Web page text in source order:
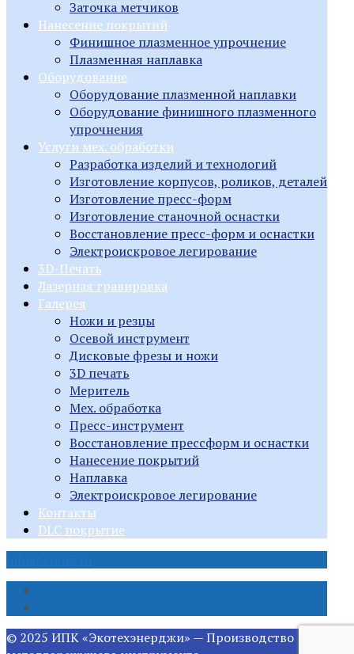
Заточка метчиков
Нанесение покрытий
Финишное плазменное упрочнение
Плазменная наплавка
Оборудование
Оборудование плазменной наплавки
Оборудование финишного плазменного
упрочнения
Услуги мех. обработки
Разработка изделий и технологий
Изготовление корпусов, роликов, деталей
Изготовление пресс-форм
Изготовление станочной оснастки
Восстановление пресс-форм и оснастки
Электроискровое легирование
3D-Печать
Лазерная гравировка
Галерея
Ножи и резцы
Осевой инструмент
Дисковые фрезы и ножи
3D печать
Меритель
Мех. обработка
Пресс-инструмент
Восстановление прессформ и оснастки
Нанесение покрытий
Наплавка
Электроискровое легирование
Контакты
DLC покрытие
© 2025 ИПК «Экотехэнерджи» — Производство